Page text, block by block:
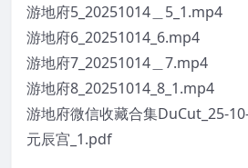
游地府5_20251014＿5_1.mp4
游地府6_20251014_6.mp4
游地府7_20251014＿7.mp4
游地府8_20251014_8_1.mp4
游地府微信收藏合集DuCut_25-
元辰宫_1.pdf